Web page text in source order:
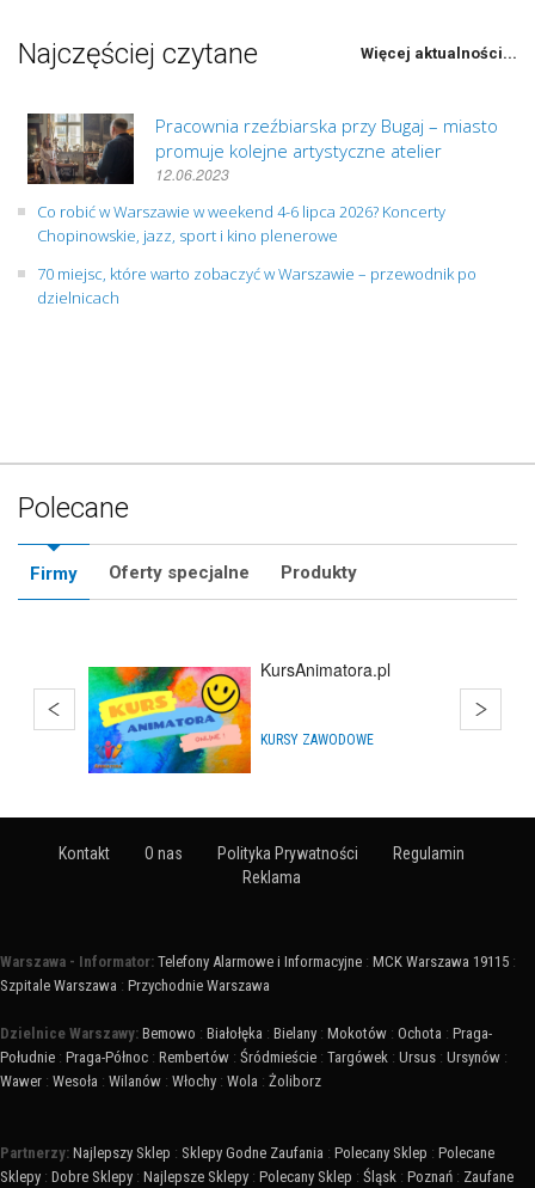
Najczęściej czytane Więcej aktualności...
Pracownia rzeźbiarska przy Bugaj – miasto
promuje kolejne artystyczne atelier
12.06.2023
Co robić w Warszawie w weekend 4-6 lipca 2026? Koncerty
Chopinowskie, jazz, sport i kino plenerowe
70 miejsc, które warto zobaczyć w Warszawie – przewodnik po
dzielnicach
Polecane
Firmy Oferty specjalne Produkty
KursAnimatora.pl
KURSY ZAWODOWE
Kontakt O nas Polityka Prywatności
Regulamin
Reklama
Warszawa - Informator: Telefony Alarmowe i Informacyjne : MCK Warszawa 19115 :
Szpitale Warszawa : Przychodnie Warszawa
Dzielnice Warszawy: Bemowo : Białołęka : Bielany : Mokotów : Ochota : Praga-
Południe : Praga-Północ : Rembertów : Śródmieście : Targówek : Ursus : Ursynów :
Wawer : Wesoła : Wilanów : Włochy : Wola : Żoliborz
Partnerzy: Najlepszy Sklep : Sklepy Godne Zaufania : Polecany Sklep : Polecane
Sklepy : Dobre Sklepy : Najlepsze Sklepy : Polecany Sklep : Śląsk : Poznań : Zaufane